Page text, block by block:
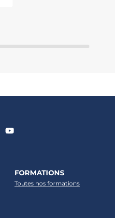
FORMATIONS
Toutes nos formations